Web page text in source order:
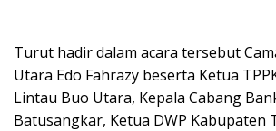
Turut hadir dalam acara tersebut
Utara Edo Fahrazy beserta Ketua
Lintau Buo Utara, Kepala Cabang
Batusangkar, Ketua DWP Kabupaten